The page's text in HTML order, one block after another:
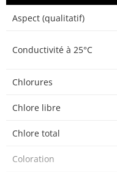
Aspect (qualitatif)
Conductivité à 25°C
Chlorures
Chlore libre
Chlore total
Coloration